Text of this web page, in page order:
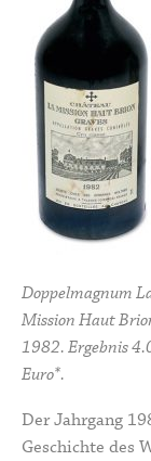
Doppelmagnum
Mission Haut
1982. Ergebnis
Euro*.
Der Jahrgang
Geschichte des